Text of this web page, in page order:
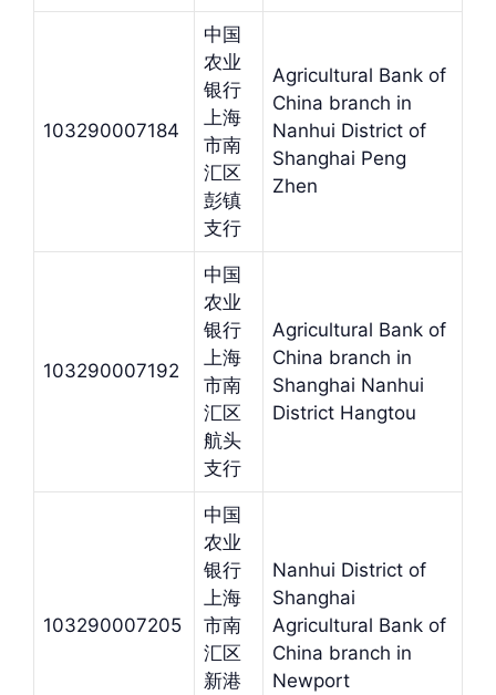
103290007184
中国
农业
银行
上海
市南
汇区
彭镇
支行
Agricultural Bank of
China branch in
Nanhui District of
Shanghai Peng
Zhen
103290007192
中国
农业
银行
上海
市南
汇区
航头
支行
Agricultural Bank of
China branch in
Shanghai Nanhui
District Hangtou
103290007205
中国
农业
银行
上海
市南
汇区
新港
Nanhui District of
Shanghai
Agricultural Bank of
China branch in
Newport